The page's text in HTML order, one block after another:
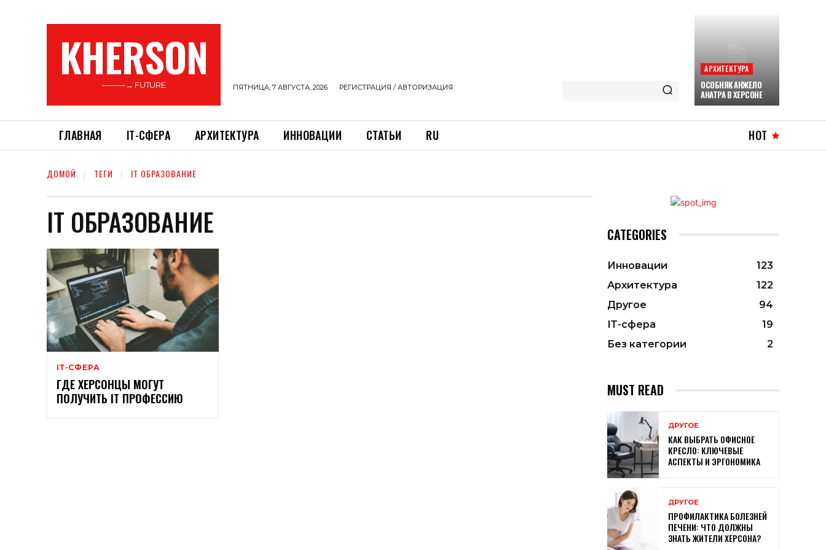
KHERSON
———→ FUTURE ПЯТНИЦА, 7 АВГУСТА, 2026 РЕГИСТРАЦИЯ / АВТОРИЗАЦИЯ
АРХИТЕКТУРА
ОСОБНЯК АНЖЕЛО
АНАТРА В ХЕРСОНЕ
ГЛАВНАЯ ІТ-СФЕРА АРХИТЕКТУРА ИННОВАЦИИ СТАТЬИ RU HOT
ДОМОЙ ТЕГИ IT ОБРАЗОВАНИЕ
IT ОБРАЗОВАНИЕ
ІТ-СФЕРА
ГДЕ ХЕРСОНЦЫ МОГУТ
ПОЛУЧИТЬ IT ПРОФЕССИЮ
CATEGORIES
Инновации
123
Архитектура
122
Другое
94
ІТ-сфера
19
Без категории
2
MUST READ
ДРУГОЕ
КАК ВЫБРАТЬ ОФИСНОЕ
КРЕСЛО: КЛЮЧЕВЫЕ
АСПЕКТЫ И ЭРГОНОМИКА
ДРУГОЕ
ПРОФИЛАКТИКА БОЛЕЗНЕЙ
ПЕЧЕНИ: ЧТО ДОЛЖНЫ
ЗНАТЬ ЖИТЕЛИ ХЕРСОНА?